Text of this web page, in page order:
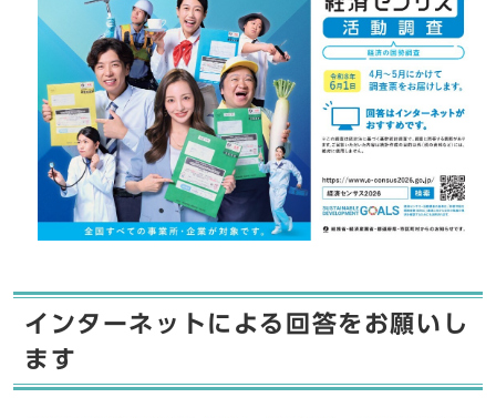
インターネットによる回答をお願いし
ます